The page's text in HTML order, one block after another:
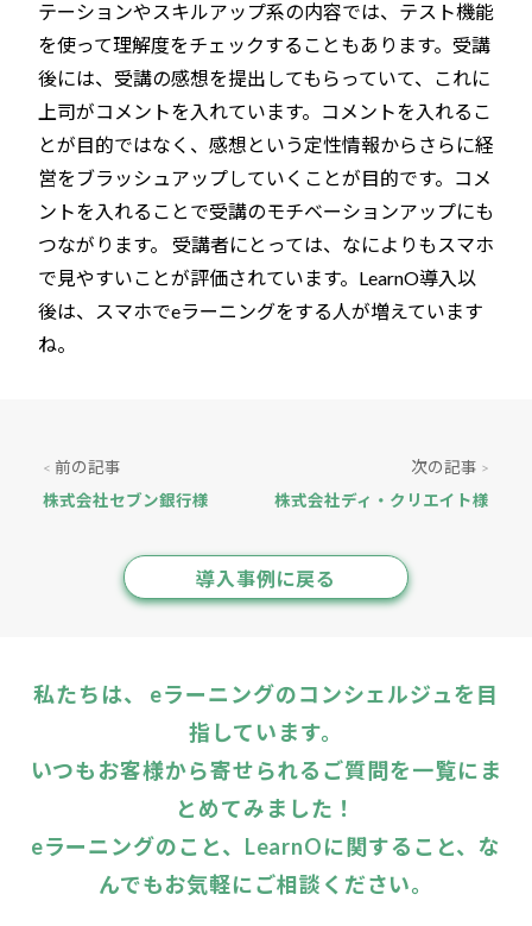
テーションやスキルアップ系の内容では、テスト機能
を使って理解度をチェックすることもあります。受講
後には、受講の感想を提出してもらっていて、これに
上司がコメントを入れています。コメントを入れるこ
とが目的ではなく、感想という定性情報からさらに経
営をブラッシュアップしていくことが目的です。コメ
ントを入れることで受講のモチベーションアップにも
つながります。 受講者にとっては、なによりもスマホ
で見やすいことが評価されています。LearnO導入以
後は、スマホでeラーニングをする人が増えています
ね。
< 前の記事
株式会社セブン銀行様
次の記事 >
株式会社ディ・クリエイト様
導入事例に戻る
私たちは、 eラーニングのコンシェルジュを目
指しています。
いつもお客様から寄せられるご質問を一覧にま
とめてみました！
eラーニングのこと、LearnOに関すること、な
んでもお気軽にご相談ください。